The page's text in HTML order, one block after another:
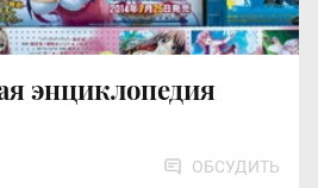
энциклопедия
ОБСУДИТЬ